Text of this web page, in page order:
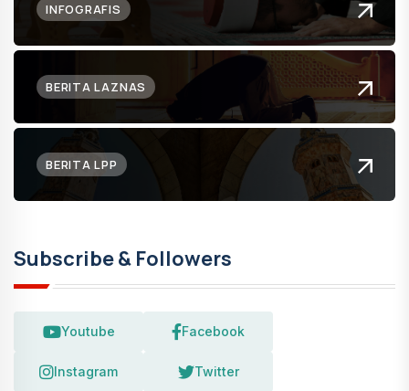
INFOGRAFIS
BERITA LAZNAS
BERITA LPP
Subscribe & Followers
Youtube Facebook
Instagram Twitter